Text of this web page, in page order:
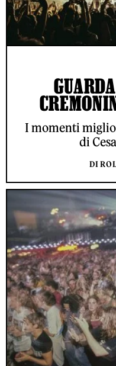
I momenti
di
DI